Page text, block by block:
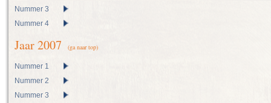
Nummer 3
Nummer 4
Jaar 2007 (ga naar top)
Nummer 1
Nummer 2
Nummer 3